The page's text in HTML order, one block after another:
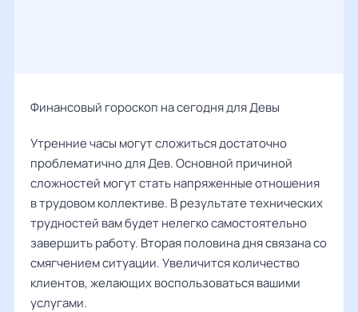
Финансовый гороскоп на сегодня для Девы
Утренние часы могут сложиться достаточно
проблематично для Дев. Основной причиной
сложностей могут стать напряженные отношения
в трудовом коллективе. В результате технических
трудностей вам будет нелегко самостоятельно
завершить работу. Вторая половина дня связана со
смягчением ситуации. Увеличится количество
клиентов, желающих воспользоваться вашими
услугами.